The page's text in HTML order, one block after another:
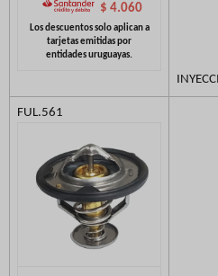
$ 4.060
FUL.561